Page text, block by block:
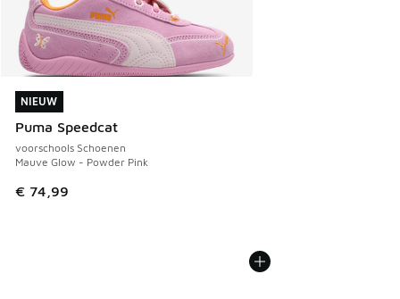
NIEUW
Puma Speedcat
voorschools Schoenen
Mauve Glow - Powder Pink
€ 74,99
NIEUW